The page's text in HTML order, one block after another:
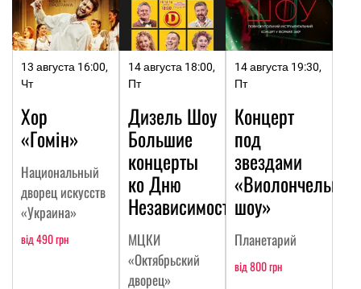
13 августа 16:00,
Чт
Хор
«Гомін»
Национальный
дворец искусств
«Украина»
від 490 грн
14 августа 18:00,
Пт
Дизель Шоу
Большие
концерты
ко Дню
Независимости
МЦКИ
«Октябрьский
дворец»
14 августа 19:30,
Пт
Концерт
под
звездами
«Виолончельное
шоу»
Планетарий
від 800 грн